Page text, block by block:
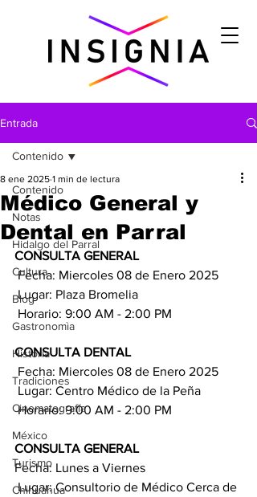
Entrada
Contenido
Notas
Hidalgo del Parral
Cultura
Blog
Gastronomìa
Historia
Tradiciones
Cinematografía
México
Turismo
Chihuahua
Contenido
Médico General y
Dental en Parral
8 ene 2025 1 min de lectura
CONSULTA GENERAL
Fecha: Miercoles 08 de Enero 2025
Lugar: Plaza Bromelia
Horario: 9:00 AM - 2:00 PM
CONSULTA DENTAL
Fecha: Miercoles 08 de Enero 2025
Lugar: Centro Médico de la Peña
Horario: 9:00 AM - 2:00 PM
CONSULTA GENERAL
Fecha: Lunes a Viernes
Lugar: Consultorio de Médico Cerca de